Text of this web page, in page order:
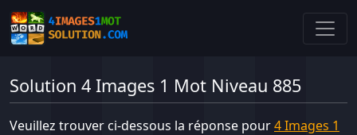
Solution 4 Images 1 Mot Niveau 885
Veuillez trouver ci-dessous la réponse pour4 Images 1